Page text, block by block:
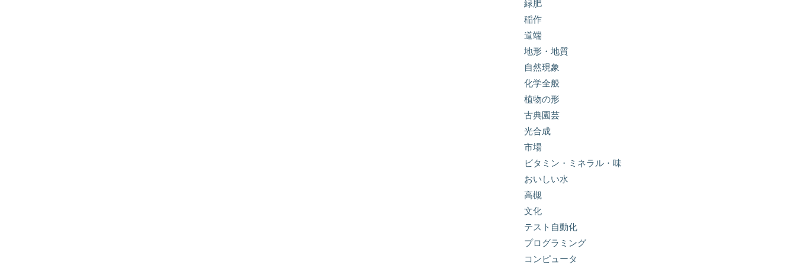
緑肥
稲作
道端
地形・地質
自然現象
化学全般
植物の形
古典園芸
光合成
市場
ビタミン・ミネラル・味
おいしい水
高槻
文化
テスト自動化
プログラミング
コンピュータ